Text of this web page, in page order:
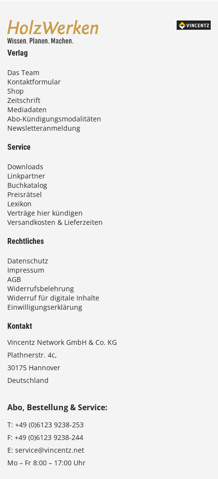
Verlag
Das Team
Kontaktformular
Shop
Zeitschrift
Mediadaten
Abo-Kündigungsmodalitäten
Newsletteranmeldung
Service
Downloads
Linkpartner
Buchkatalog
Preisrätsel
Lexikon
Verträge hier kündigen
Versandkosten & Lieferzeiten
Rechtliches
Datenschutz
Impressum
AGB
Widerrufsbelehrung
Widerruf für digitale Inhalte
Einwilligungserklärung
Kontakt
Vincentz Network GmbH & Co. KG
Plathnerstr. 4c,
30175 Hannover
Deutschland
Abo, Bestellung & Service:
T: +49 (0)6123 9238-253
F: +49 (0)6123 9238-244
E: service@vincentz.net
Mo – Fr 8:00 – 17:00 Uhr